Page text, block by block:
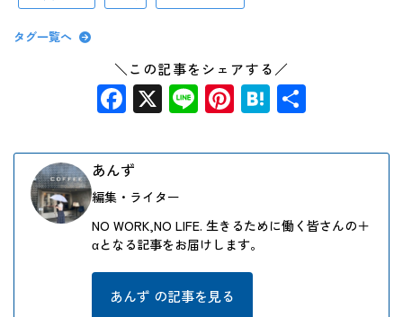
タグ一覧へ
＼この記事をシェアする／
Facebook
X LinePinterest
Hatena
あんず
編集・ライター
NO WORK,NO LIFE. 生きるために働く皆さんの＋
αとなる記事をお届けします。
あんず の記事を見る